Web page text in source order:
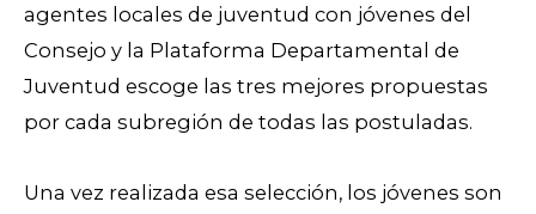
agentes locales de juventud con jóvenes del
Consejo y la Plataforma Departamental de
Juventud escoge las tres mejores propuestas
por cada subregión de todas las postuladas.
Una vez realizada esa selección, los jóvenes son